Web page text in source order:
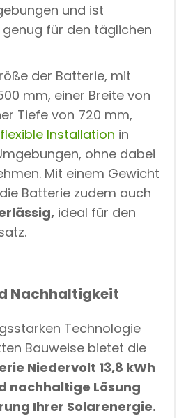
und ist
für den täglichen
der Batterie, mit
mm, einer Breite von
Tiefe von 720 mm,
flexible Installation in
ohne dabei
Mit einem Gewicht
Batterie zudem auch
ideal für den
Nachhaltigkeit
Technologie
Bauweise bietet die
Niedervolt 13,8 kWh
nachhaltige Lösung
Ihrer Solarenergie.